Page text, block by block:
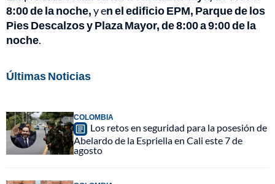
8:00 de la noche,y en el edificio EPM, Parque de los
Pies Descalzos y Plaza Mayor, de 8:00 a 9:00 de la
noche.
Últimas Noticias
COLOMBIA
Los retos en seguridad para la posesión de
Abelardo de la Espriella en Cali este 7 de
agosto